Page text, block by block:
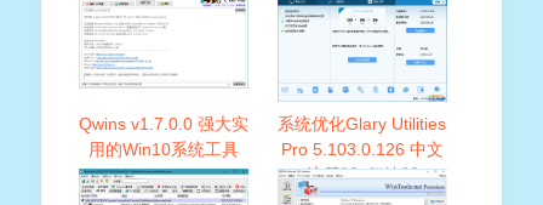
Qwins v1.7.0.0 强大实
用的Win10系统工具
系统优化Glary Utilities
Pro 5.103.0.126 中文
注册版+便捷版